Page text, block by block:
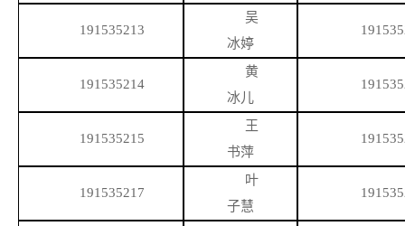
191535213
吴
冰婷
191535214
黄
冰儿
191535215
王
书萍
191535217
叶
子慧